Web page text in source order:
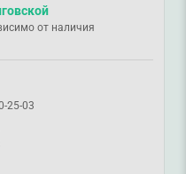
от наличия
25-03